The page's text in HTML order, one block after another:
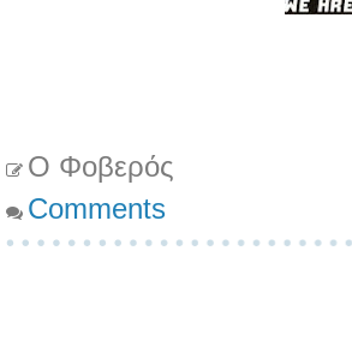
Ο Φοβερός
Comments